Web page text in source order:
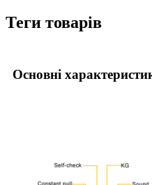
Теги товарів
Основні